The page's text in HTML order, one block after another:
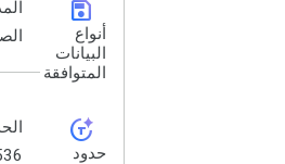
save
أنواع
البيانات
المتوافقة
token_auto
حدود